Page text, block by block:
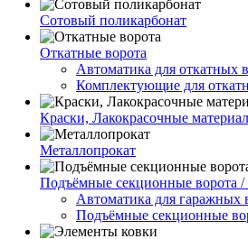
Сотовый поликарбонат
Откатные ворота
Автоматика для откатных
Комплектующие для
Краски, Лакокрасочные
Металлопрокат
Подъёмные секционные ворота /
Автоматика для гаражных
Подъёмные секционные